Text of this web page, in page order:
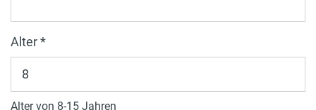
Alter *
Alter von 8-15 Jahren